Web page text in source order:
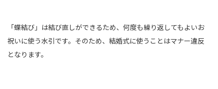
「蝶結び」は結び直しができるため、何度も繰り返してもよいお
祝いに使う水引です。そのため、結婚式に使うことはマナー違反
となります。